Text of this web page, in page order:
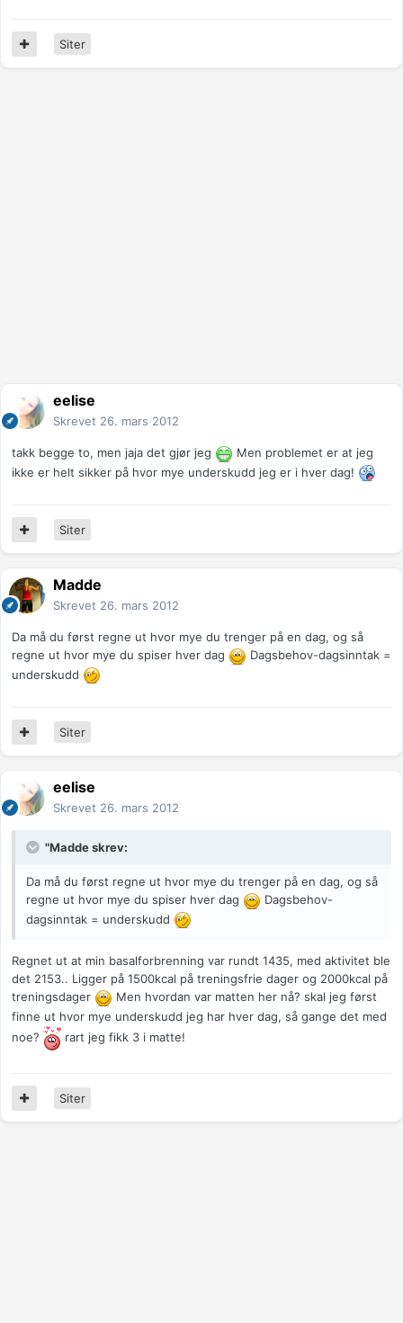
Siter
eelise
Skrevet 26. mars 2012
takk begge to, men jaja det gjør jeg
Men problemet er at jeg
ikke er helt sikker på hvor mye underskudd jeg er i hver dag!
Siter
Madde
Skrevet 26. mars 2012
Da må du først regne ut hvor mye du trenger på en dag, og så
regne ut hvor mye du spiser hver dag
Dagsbehov-dagsinntak =
underskudd
Siter
eelise
Skrevet 26. mars 2012
"Madde skrev:
Da må du først regne ut hvor mye du trenger på en dag, og så
regne ut hvor mye du spiser hver dag
Dagsbehov-
dagsinntak = underskudd
Regnet ut at min basalforbrenning var rundt 1435, med aktivitet ble
det 2153.. Ligger på 1500kcal på treningsfrie dager og 2000kcal på
treningsdager
Men hvordan var matten her nå? skal jeg først
finne ut hvor mye underskudd jeg har hver dag, så gange det med
noe?
rart jeg fikk 3 i matte!
Siter